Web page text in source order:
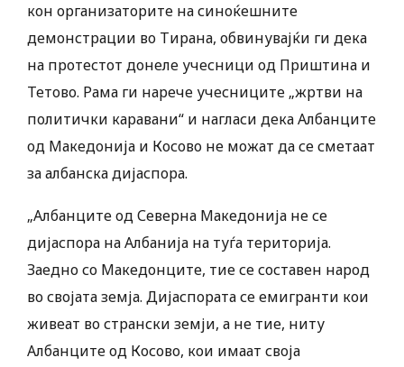
кон организаторите на синоќешните
демонстрации во Тирана, обвинувајќи ги дека
на протестот донеле учесници од Приштина и
Тетово. Рама ги нарече учесниците „жртви на
политички каравани“ и нагласи дека Албанците
од Македонија и Косово не можат да се сметаат
за албанска дијаспора.
„Албанците од Северна Македонија не се
дијаспора на Албанија на туѓа територија.
Заедно со Македонците, тие се составен народ
во својата земја. Дијаспората се емигранти кои
живеат во странски земји, а не тие, ниту
Албанците од Косово, кои имаат своја